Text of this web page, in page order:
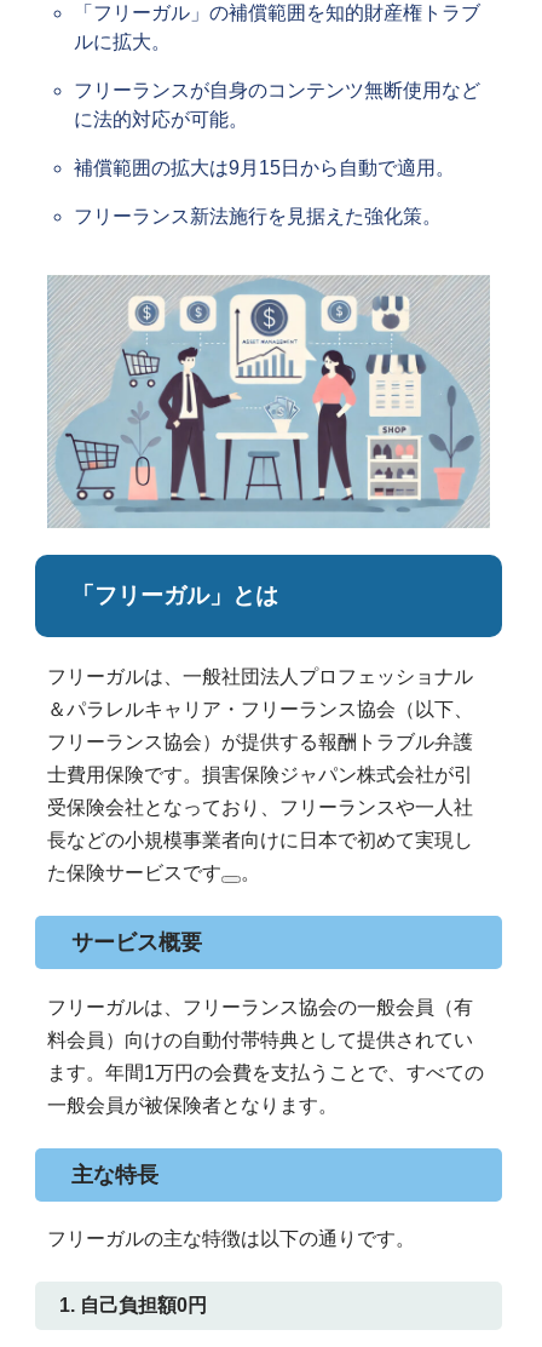
「フリーガル」の補償範囲を知的財産権トラブ
ルに拡大。
フリーランスが自身のコンテンツ無断使用など
に法的対応が可能。
補償範囲の拡大は9月15日から自動で適用。
フリーランス新法施行を見据えた強化策。
「フリーガル」とは
フリーガルは、一般社団法人プロフェッショナル
＆パラレルキャリア・フリーランス協会（以下、
フリーランス協会）が提供する報酬トラブル弁護
士費用保険です。損害保険ジャパン株式会社が引
受保険会社となっており、フリーランスや一人社
長などの小規模事業者向けに日本で初めて実現し
た保険サービスです
。
サービス概要
フリーガルは、フリーランス協会の一般会員（有
料会員）向けの自動付帯特典として提供されてい
ます。年間1万円の会費を支払うことで、すべての
一般会員が被保険者となります。
主な特長
フリーガルの主な特徴は以下の通りです。
1. 自己負担額0円